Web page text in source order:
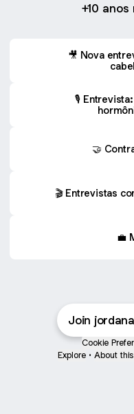
+10
🎥 Nova
🎙️
🤝
🎬 Entrevistas
💼
Join
Cookie
Explore • About